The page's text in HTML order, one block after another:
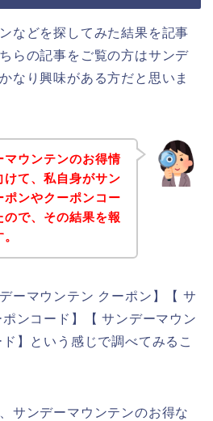
などを探してみた結果を記事
らの記事をご覧の方はサンデ
なり興味がある方だと思いま
ウンテンのお得情
て、私自身がサン
ンやクーポンコー
ので、その結果を報
ーマウンテン クーポン】【 サ
ンコード】【 サンデーマウン
】という感じで調べてみるこ
サンデーマウンテンのお得な